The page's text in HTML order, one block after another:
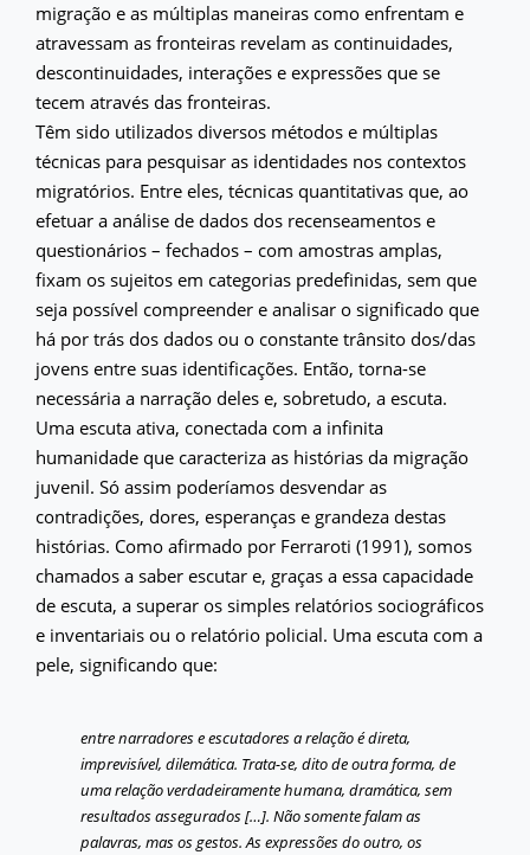
migração e as múltiplas maneiras como enfrentam e
atravessam as fronteiras revelam as continuidades,
descontinuidades, interações e expressões que se
tecem através das fronteiras.
Têm sido utilizados diversos métodos e múltiplas
técnicas para pesquisar as identidades nos contextos
migratórios. Entre eles, técnicas quantitativas que, ao
efetuar a análise de dados dos recenseamentos e
questionários – fechados – com amostras amplas,
fixam os sujeitos em categorias predefinidas, sem que
seja possível compreender e analisar o significado que
há por trás dos dados ou o constante trânsito dos/das
jovens entre suas identificações. Então, torna-se
necessária a narração deles e, sobretudo, a escuta.
Uma escuta ativa, conectada com a infinita
humanidade que caracteriza as histórias da migração
juvenil. Só assim poderíamos desvendar as
contradições, dores, esperanças e grandeza destas
histórias. Como afirmado por Ferraroti (1991), somos
chamados a saber escutar e, graças a essa capacidade
de escuta, a superar os simples relatórios sociográficos
e inventariais ou o relatório policial. Uma escuta com a
pele, significando que:
entre narradores e escutadores a relação é direta,
imprevisível, dilemática. Trata-se, dito de outra forma, de
uma relação verdadeiramente humana, dramática, sem
resultados assegurados […]. Não somente falam as
palavras, mas os gestos. As expressões do outro, os